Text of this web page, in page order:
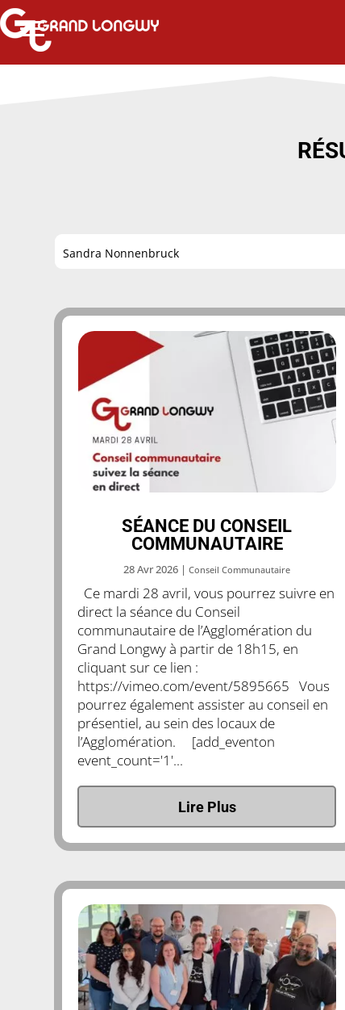
SÉANCE DU CONSEIL
COMMUNAUTAIRE
28 Avr 2026 |Conseil Communautaire
Ce mardi 28 avril, vous pourrez suivre en
direct la séance du Conseil
communautaire de l’Agglomération du
Grand Longwy à partir de 18h15, en
cliquant sur ce lien :
https://vimeo.com/event/5895665 Vous
pourrez également assister au conseil en
présentiel, au sein des locaux de
l’Agglomération. [add_eventon
event_count='1'...
Lire Plus